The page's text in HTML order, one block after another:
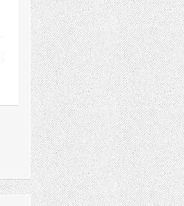
CIPŐT EGY ÉLETRE!
Reneszánszát éli Magyarországon
is a manfufakturális cipőkészítés.
Aki készítettett már magának
kézzel varrott cipőt, tudja, hogy
sem kényelemben, sem
strapabírásban, sem eleganciában
nem lehet...